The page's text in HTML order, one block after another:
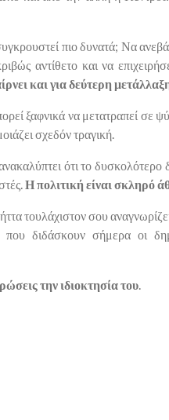
πιο δυνατά; Να
αντίθετο και να
και για δεύτερη
ξαφνικά να μετατραπεί σε
σχεδόν τραγική.
ότι το δυσκολότερο
Η πολιτική είναι σκληρό
τουλάχιστον σου
που διδάσκουν σήμερα οι
την ιδιοκτησία του